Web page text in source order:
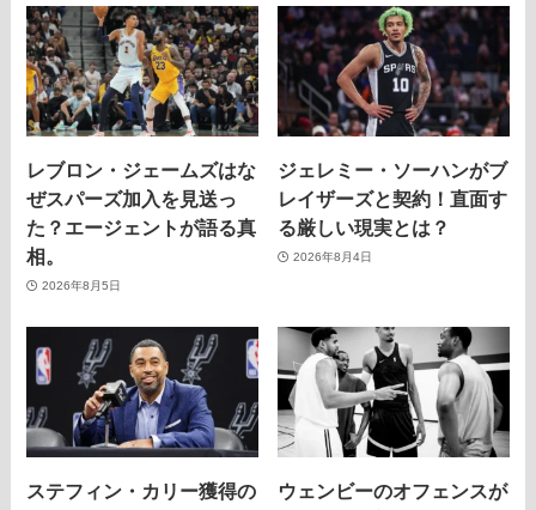
レブロン・ジェームズはな
ぜスパーズ加入を見送っ
た？エージェントが語る真
相。
2026年8月5日
ジェレミー・ソーハンがブ
レイザーズと契約！直面す
る厳しい現実とは？
2026年8月4日
ステフィン・カリー獲得の
ウェンビーのオフェンスが